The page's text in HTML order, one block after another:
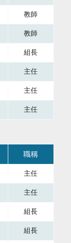
教師
教師
組長
主任
主任
主任
欄銜稱，第二直
職稱
主任
主任
組長
組長